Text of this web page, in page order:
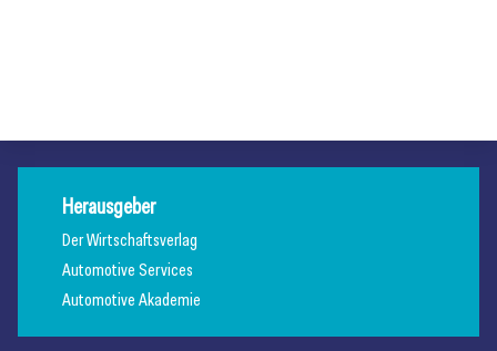
Herausgeber
Der Wirtschaftsverlag
Automotive Services
Automotive Akademie